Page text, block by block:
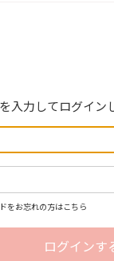
入力してログイン
をお忘れの方はこちら